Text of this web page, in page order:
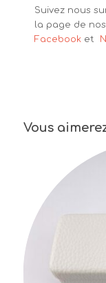
Suivez nous
la page de
Facebooket
Vous